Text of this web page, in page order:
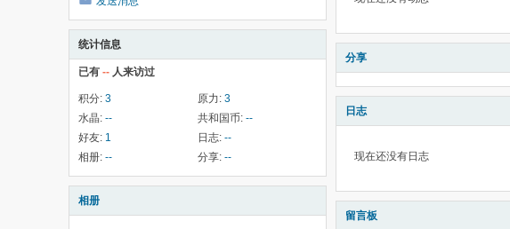
统计信息
已有 -- 人来访过
积分: 3 原力: 3
水晶: -- 共和国币: --
好友: 1 日志: --
相册: -- 分享: --
相册
分享
日志
现在还没有日志
留言板